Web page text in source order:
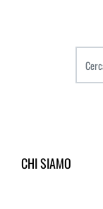
CHI SIAMO